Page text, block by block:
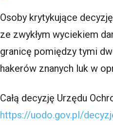
Osoby krytykujące
ze zwykłym wyciekiem
granicę pomiędzy tymi
hakerów znanych luk w
Całą decyzję Urzędu
https://uodo.gov.pl/